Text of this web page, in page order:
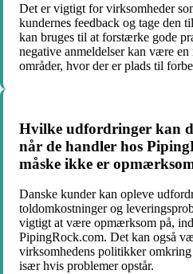
Det er vigtigt for virksomheder
kundernes feedback og tage den
kan bruges til at forstærke gode
negative anmeldelser kan være
områder, hvor der er plads til
Hvilke udfordringer kan
når de handler hos
måske ikke er
Danske kunder kan opleve
toldomkostninger og
vigtigt at være opmærksom på,
PipingRock.com. Det kan også
virksomhedens politikker
især hvis problemer opstår.